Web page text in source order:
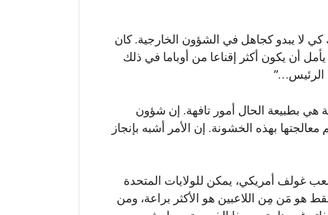
لا يبدو كجاهل في الشؤون الخارجية. كان
أن يكون أكثر إقناعا من أوباما في ذلك
الرئيس…”
هي بطبيعة الحال أمور تافهة. إن شؤون
معالجتها بهذه الخشونة. إن الأمر أشبه بإنجاز
غولف أمريكي، يمكن للولايات المتحدة
هو مَن مِن اللاعبين هو الأكثر براعة، ومن